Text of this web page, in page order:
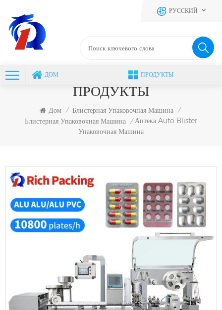
РУССКИЙ
ДОМ ПРОДУКТЫ
ПРОДУКТЫ
Дом / Блистерная Упаковочная Машина /
Блистерная Упаковочная Машина / Аптека Auto Blister
Упаковочная Машина